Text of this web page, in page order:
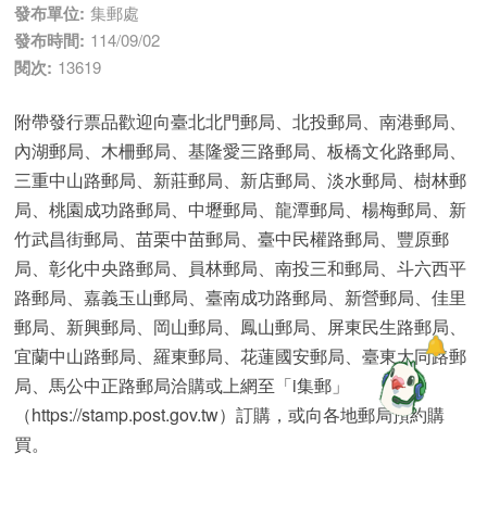
發布單位: 集郵處
發布時間: 114/09/02
閱次: 13619
附帶發行票品歡迎向臺北北門郵局、北投郵局、南港郵局、
內湖郵局、木柵郵局、基隆愛三路郵局、板橋文化路郵局、
三重中山路郵局、新莊郵局、新店郵局、淡水郵局、樹林郵
局、桃園成功路郵局、中壢郵局、龍潭郵局、楊梅郵局、新
竹武昌街郵局、苗栗中苗郵局、臺中民權路郵局、豐原郵
局、彰化中央路郵局、員林郵局、南投三和郵局、斗六西平
路郵局、嘉義玉山郵局、臺南成功路郵局、新營郵局、佳里
郵局、新興郵局、岡山郵局、鳳山郵局、屏東民生路郵局、
宜蘭中山路郵局、羅東郵局、花蓮國安郵局、臺東大同路郵
局、馬公中正路郵局洽購或上網至「i集郵」
（https://stamp.post.gov.tw）訂購，或向各地郵局預約購
買。